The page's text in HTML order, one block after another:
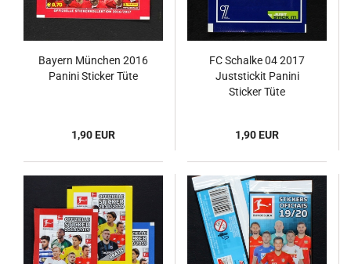
Bayern München 2016
Panini Sticker Tüte
1,90 EUR
FC Schalke 04 2017
Juststickit Panini
Sticker Tüte
1,90 EUR